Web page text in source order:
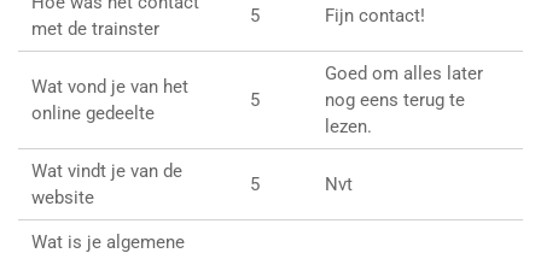
met de trainster
5 Fijn contact!
Wat vond je van het
online gedeelte
5
Goed om alles later
nog eens terug te
lezen.
Wat vindt je van de
website
5 Nvt
Wat is je algemene